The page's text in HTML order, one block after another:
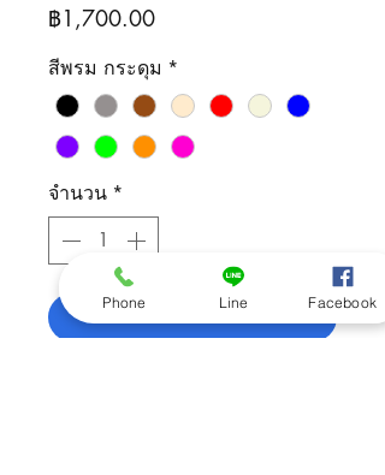
฿1,700.00ราคา
สีพรม กระดุม *
จำนวน *
เพิ่มลงในรถเข็น
Phone Line Facebook